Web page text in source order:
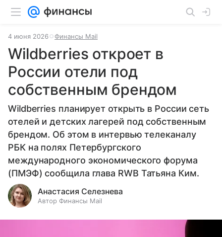
4 июня 2026 Финансы Mail
Wildberries откроет в
России отели под
собственным брендом
Wildberries планирует открыть в России сеть
отелей и детских лагерей под собственным
брендом. Об этом в интервью телеканалу
РБК на полях Петербургского
международного экономического форума
(ПМЭФ) сообщила глава RWB Татьяна Ким.
Анастасия Селезнева
Автор Финансы Mail